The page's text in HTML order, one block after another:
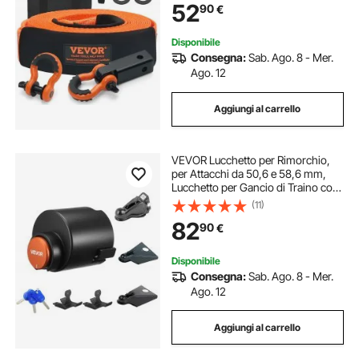
Ricevitore con Gancio a Grillo 50
mm
5290€
Disponibile
Consegna:Sab. Ago. 8 - Mer.
Ago. 12
Aggiungi al carrello
VEVOR Lucchetto per Rimorchio,
per Attacchi da 50,6 e 58,6 mm,
Lucchetto per Gancio di Traino con
3 Chiavi, Resistente allo Scasso e
Alla Corrosione, Compatibile
Giunto a Sfera a Bordo Piatto
(11)
8290€
Disponibile
Consegna:Sab. Ago. 8 - Mer.
Ago. 12
Aggiungi al carrello